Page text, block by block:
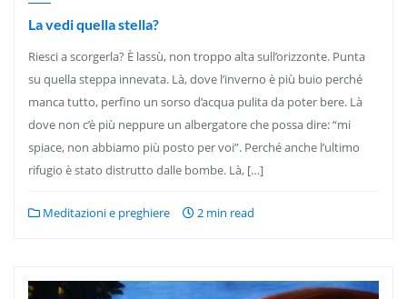
La vedi quella stella?
Riesci a scorgerla? È lassù, non troppo alta sull’orizzonte. Punta
su quella steppa innevata. Là, dove l’inverno è più buio perché
manca tutto, perfino un sorso d’acqua pulita da poter bere. Là
dove non c’è più neppure un albergatore che possa dire: “mi
spiace, non abbiamo più posto per voi”. Perché anche l’ultimo
rifugio è stato distrutto dalle bombe. Là, […]
Meditazioni e preghiere 2 min read